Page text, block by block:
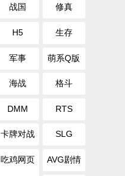
战国 修真
H5 生存
军事 萌系Q版
海战 格斗
DMM RTS
卡牌对战 SLG
吃鸡网页 AVG剧情